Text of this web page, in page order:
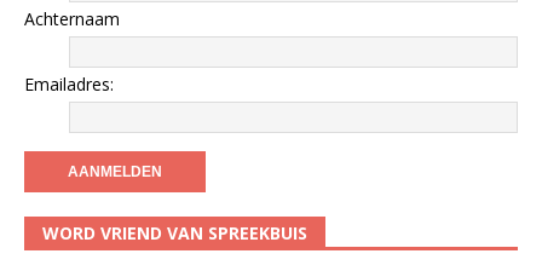
Achternaam
Emailadres:
WORD VRIEND VAN SPREEKBUIS